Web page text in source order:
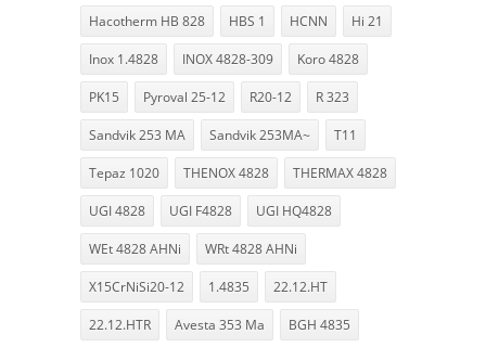
Hacotherm HB 828 HBS 1 HCNN Hi 21
Inox 1.4828 INOX 4828-309 Koro 4828
PK15 Pyroval 25-12 R20-12 R 323
Sandvik 253 MA Sandvik 253MA~ T11
Tepaz 1020 THENOX 4828 THERMAX 4828
UGI 4828 UGI F4828 UGI HQ4828
WEt 4828 AHNi WRt 4828 AHNi
X15CrNiSi20-12 1.4835 22.12.HT
22.12.HTR Avesta 353 Ma BGH 4835